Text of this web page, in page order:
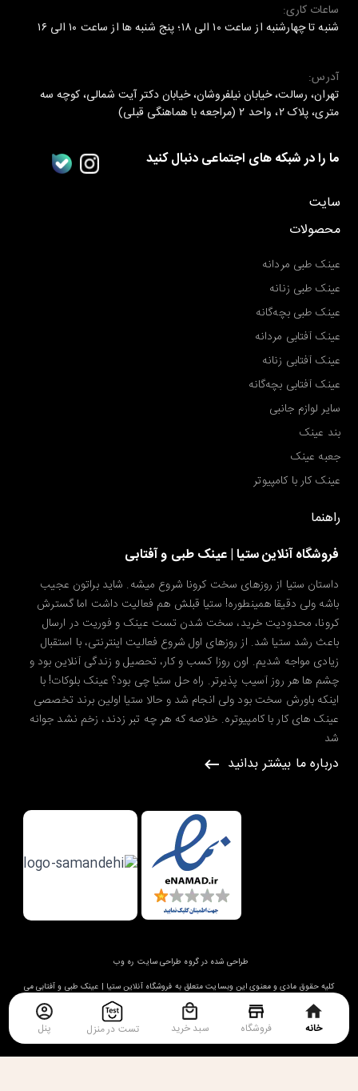
ساعات کاری:
شنبه تا چهارشنبه از ساعت ۱۰ الی ۱۸؛ پنج شنبه ها از ساعت ۱۰ الی ۱۶
آدرس:
تهران، رسالت، خیابان نیلفروشان، خیابان دکتر آیت شمالی، کوچه سه
متری، پلاک ۲، واحد ۲ (مراجعه با هماهنگی قبلی)
ما را در شبکه های اجتماعی دنبال کنید
سایت
محصولات
عینک طبی مردانه
عینک طبی زنانه
عینک طبی بچه‌گانه
عینک آفتابی مردانه
عینک آفتابی زنانه
عینک آفتابی بچه‌گانه
سایر لوازم جانبی
بند عینک
جعبه عینک
عینک کار با کامپیوتر
راهنما
فروشگاه آنلاین ستیا | عینک طبی و آفتابی
داستان ستیا از روزهای سخت کرونا شروع میشه. شاید براتون عجیب
باشه ولی دقیقا همینطوره! ستیا قبلش هم فعالیت داشت اما گسترش
کرونا، محدودیت خرید، سخت شدن تست عینک و فوریت در ارسال
باعث رشد ستیا شد. از روزهای اول شروع فعالیت اینترنتی، با استقبال
زیادی مواجه شدیم. اون روزا کسب و کار، تحصیل و زندگی آنلاین بود و
چشم ها هر روز آسیب پذیرتر. راه حل ستیا چی بود؟ عینک بلوکات! با
اینکه باورش سخت بود ولی انجام شد و حالا ستیا اولین برند تخصصی
عینک های کار با کامپیوتره. خلاصه که هر چه تبر زدند، زخم نشد جوانه
شد
درباره ما بیشتر بدانید
طراحی شده در گروه طراحی سایت ره وب
کلیه حقوق مادی و معنوی این وبسایت متعلق به فروشگاه آنلاین ستیا | عینک طبی و آفتابیمی
خانه فروشگاه سبد خرید تست در منزل پنل